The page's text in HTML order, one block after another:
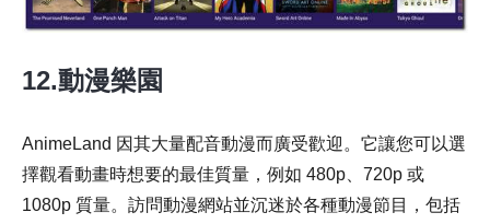
12.動漫樂園
AnimeLand 因其大量配音動漫而廣受歡迎。它讓您可以選
擇觀看動畫時想要的最佳質量，例如 480p、720p 或
1080p 質量。訪問動漫網站並沉迷於各種動漫節目，包括